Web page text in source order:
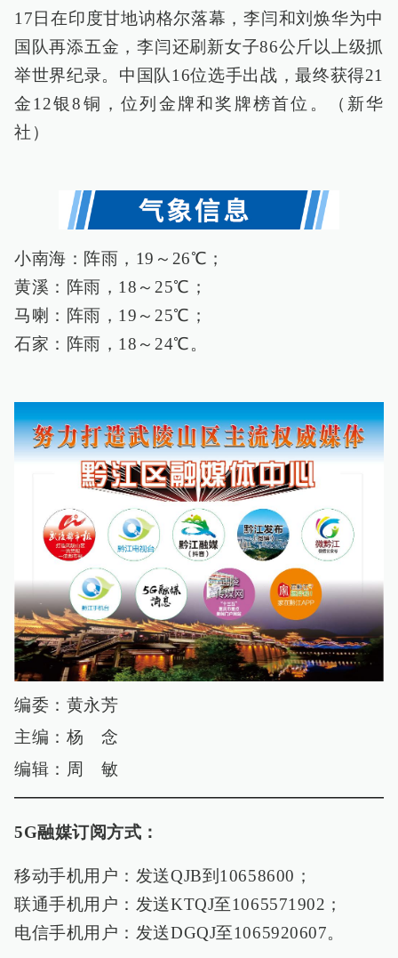
17日在印度甘地讷格尔落幕，李闫和刘焕华为中
国队再添五金，李闫还刷新女子86公斤以上级抓
举世界纪录。中国队16位选手出战，最终获得21
金12银8铜，位列金牌和奖牌榜首位。（新华
社）
小南海：阵雨，19～26℃；
黄溪：阵雨，18～25℃；
马喇：阵雨，19～25℃；
石家：阵雨，18～24℃。
编委：黄永芳
主编：杨 念
编辑：周 敏
5G融媒订阅方式：
移动手机用户：发送QJB到10658600；
联通手机用户：发送KTQJ至1065571902；
电信手机用户：发送DGQJ至1065920607。